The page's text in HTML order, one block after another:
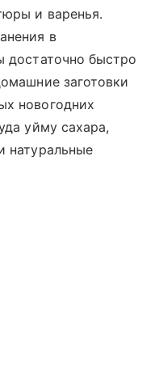
и варенья.
в
достаточно быстро
заготовки
новогодних
уйму сахара,
натуральные